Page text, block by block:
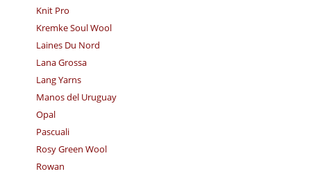
Knit Pro
Kremke Soul Wool
Laines Du Nord
Lana Grossa
Lang Yarns
Manos del Uruguay
Opal
Pascuali
Rosy Green Wool
Rowan